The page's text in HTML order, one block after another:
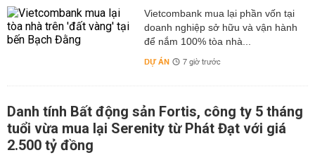
Vietcombank mua lại phần vốn tại
doanh nghiệp sở hữu và vận hành
để nắm 100% tòa nhà...
DỰ ÁN 7 giờ trước
Danh tính Bất động sản Fortis, công ty 5 tháng
tuổi vừa mua lại Serenity từ Phát Đạt với giá
2.500 tỷ đồng